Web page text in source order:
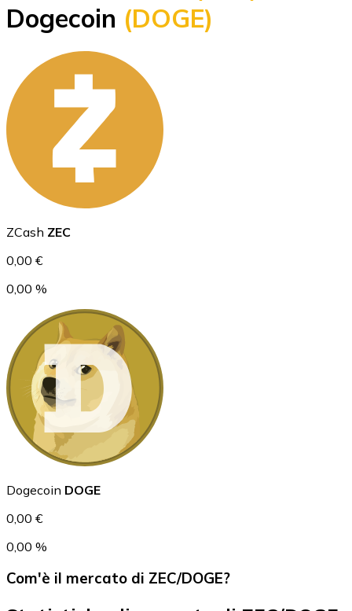
BTC
Ethereum
ETH
USD Coin
USDC
Dogecoin (DOGE)
ZCash ZEC
0,00 €
0,00 %
Dogecoin DOGE
0,00 €
0,00 %
Com'è il mercato di ZEC/DOGE?